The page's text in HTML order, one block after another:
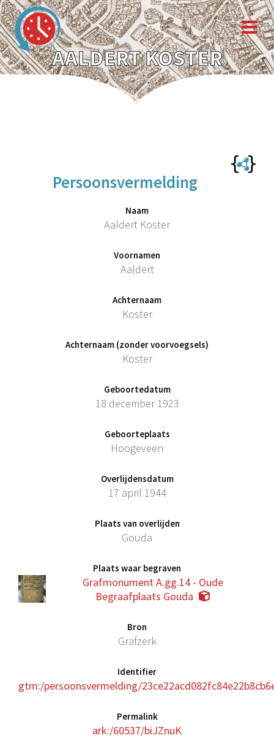
AALDERT KOSTER
Persoonsvermelding
Naam
Aaldert Koster
Voornamen
Aaldert
Achternaam
Koster
Achternaam (zonder voorvoegsels)
Koster
Geboortedatum
18 december 1923
Geboorteplaats
Hoogeveen
Overlijdensdatum
17 april 1944
Plaats van overlijden
Gouda
Plaats waar begraven
Grafmonument A.gg.14 - Oude
Begraafplaats Gouda
Bron
Grafzerk
Identifier
gtm:/persoonsvermelding/
Permalink
ark:/60537/biJZnuK